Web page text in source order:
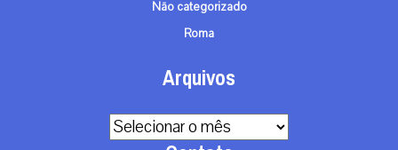
A primeira agência de notícias católicas do Brasil
Categorias